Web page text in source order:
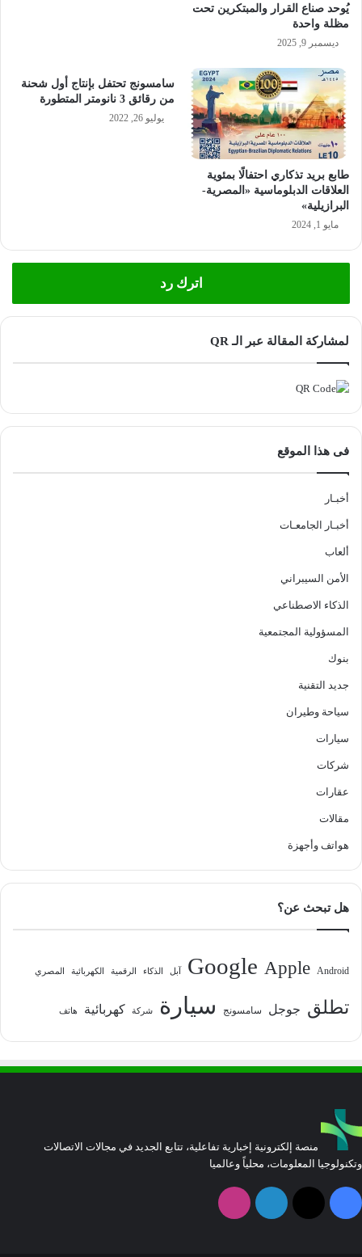
يُوحد صناع القرار والمبتكرين تحت
مظلة واحدة
ديسمبر 9, 2025
طابع بريد تذكاري احتفالًا بمئوية
العلاقات الدبلوماسية «المصرية-
البرازيلية»
مايو 1, 2024
سامسونج تحتفل بإنتاج أول شحنة
من رقائق 3 نانومتر المتطورة
يوليو 26, 2022
اترك رد
لمشاركة المقالة عبر الـ QR
فى هذا الموقع
أخبـار
أخبـار الجامعـات
ألعاب
الأمن السيبراني
الذكاء الاصطناعي
المسؤولية المجتمعية
بنوك
جديد التقنية
سياحة وطيران
سيارات
شركات
عقارات
مقالات
هواتف وأجهزة
هل تبحث عن؟
Android
Apple
Google آبل الذكاء الرقمية الكهربائية المصري
تطلق جوجل سامسونج سيارة شركة كهربائية هاتف
منصة إلكترونية إخبارية تفاعلية، تتابع الجديد في مجالات الاتصالات
وتكنولوجيا المعلومات، محلياً وعالميا
فيسبوك
‫X لينكدإن انستقرام